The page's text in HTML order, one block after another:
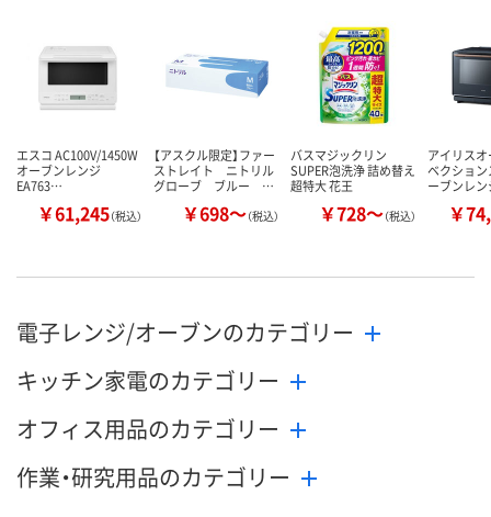
エスコ AC100V/1450W
オーブンレンジ
EA763…
￥61,245（税込）
【アスクル限定】ファー
ストレイト ニトリル
グローブ ブルー …
￥698～（税込）
バスマジックリン
SUPER泡洗浄 詰め替え
超特大 花王
￥728～（税込）
アイリス
ベクショ
ーブンレ
￥
電子レンジ/オーブンのカテゴリー
キッチン家電のカテゴリー
オフィス用品のカテゴリー
作業・研究用品のカテゴリー